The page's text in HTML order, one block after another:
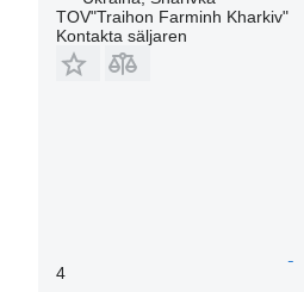
TOV"Traihon Farminh Kharkiv"
Kontakta säljaren
4